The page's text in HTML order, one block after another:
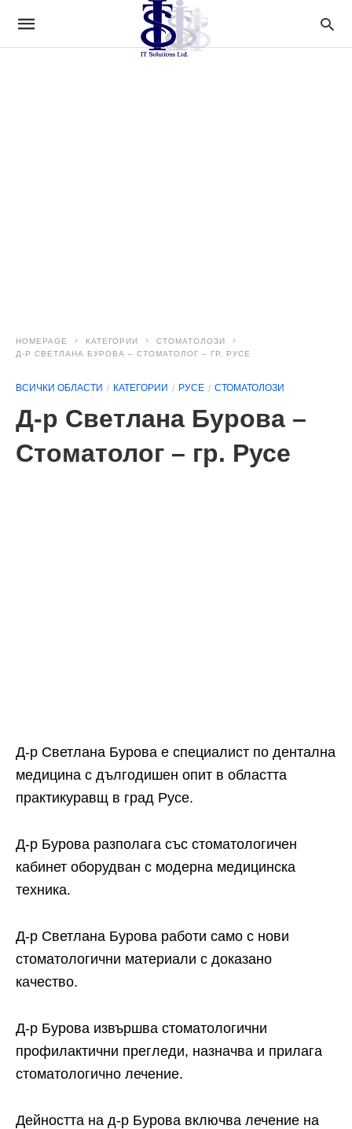
HOMEPAGE КАТЕГОРИИ
СТОМАТОЛОЗИ
Д-Р СВЕТЛАНА БУРОВА – СТОМАТОЛОГ – ГР. РУСЕ
ВСИЧКИ ОБЛАСТИ КАТЕГОРИИ РУСЕ СТОМАТОЛОЗИ
Д-р Светлана Бурова –
Стоматолог – гр. Русе
Д-р Светлана Бурова е специалист по дентална
медицина с дългодишен опит в областта
практикуравщ в град Русе.
Д-р Бурова разполага със стоматологичен
кабинет оборудван с модерна медицинска
техника.
Д-р Светлана Бурова работи само с нови
стоматологични материали с доказано
качество.
Д-р Бурова извършва стоматологични
профилактични прегледи, назначва и прилага
стоматологично лечение.
Дейността на д-р Бурова включва лечение на